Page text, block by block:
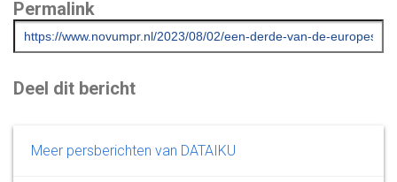
Permalink
Deel dit bericht
Meer persberichten van DATAIKU